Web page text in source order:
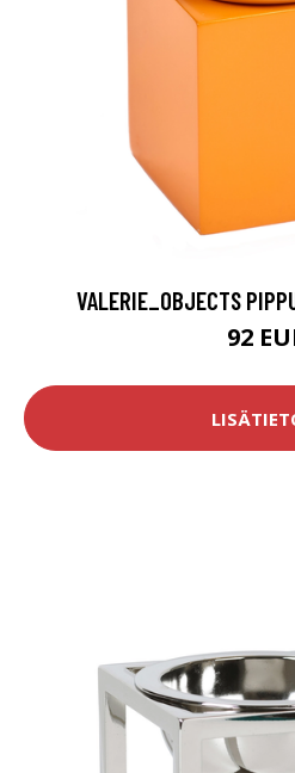
VALERIE_OBJECTS
92